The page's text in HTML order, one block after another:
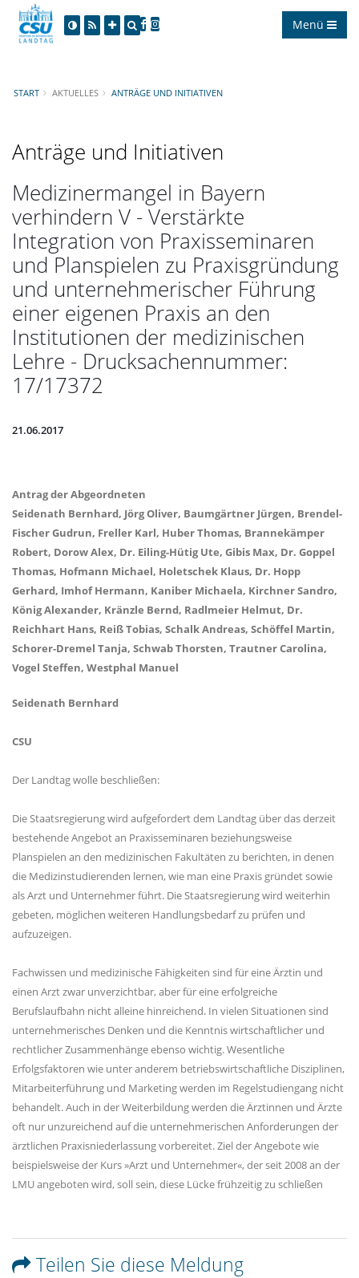
Menü
START AKTUELLES ANTRÄGE UND INITIATIVEN
Anträge und Initiativen
Medizinermangel in Bayern
verhindern V - Verstärkte
Integration von Praxisseminaren
und Planspielen zu Praxisgründung
und unternehmerischer Führung
einer eigenen Praxis an den
Institutionen der medizinischen
Lehre - Drucksachennummer:
17/17372
21.06.2017
Antrag der Abgeordneten
Seidenath Bernhard, Jörg Oliver, Baumgärtner Jürgen, Brendel-
Fischer Gudrun, Freller Karl, Huber Thomas, Brannekämper
Robert, Dorow Alex, Dr. Eiling-Hütig Ute, Gibis Max, Dr. Goppel
Thomas, Hofmann Michael, Holetschek Klaus, Dr. Hopp
Gerhard, Imhof Hermann, Kaniber Michaela, Kirchner Sandro,
König Alexander, Kränzle Bernd, Radlmeier Helmut, Dr.
Reichhart Hans, Reiß Tobias, Schalk Andreas, Schöffel Martin,
Schorer-Dremel Tanja, Schwab Thorsten, Trautner Carolina,
Vogel Steffen, Westphal Manuel
Seidenath Bernhard
CSU
Der Landtag wolle beschließen:
Die Staatsregierung wird aufgefordert dem Landtag über das derzeit
bestehende Angebot an Praxisseminaren beziehungsweise
Planspielen an den medizinischen Fakultäten zu berichten, in denen
die Medizinstudierenden lernen, wie man eine Praxis gründet sowie
als Arzt und Unternehmer führt. Die Staatsregierung wird weiterhin
gebeten, möglichen weiteren Handlungsbedarf zu prüfen und
aufzuzeigen.
Fachwissen und medizinische Fähigkeiten sind für eine Ärztin und
einen Arzt zwar unverzichtbar, aber für eine erfolgreiche
Berufslaufbahn nicht alleine hinreichend. In vielen Situationen sind
unternehmerisches Denken und die Kenntnis wirtschaftlicher und
rechtlicher Zusammenhänge ebenso wichtig. Wesentliche
Erfolgsfaktoren wie unter anderem betriebswirtschaftliche Disziplinen,
Mitarbeiterführung und Marketing werden im Regelstudiengang nicht
behandelt. Auch in der Weiterbildung werden die Ärztinnen und Ärzte
oft nur unzureichend auf die unternehmerischen Anforderungen der
ärztlichen Praxisniederlassung vorbereitet. Ziel der Angebote wie
beispielsweise der Kurs »Arzt und Unternehmer«, der seit 2008 an der
LMU angeboten wird, soll sein, diese Lücke frühzeitig zu schließen
Teilen Sie diese Meldung